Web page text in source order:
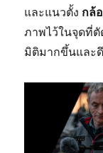
และแนวตั้ง กล้
ภาพไว้ในจุดที่
มิติมากขึ้นและ